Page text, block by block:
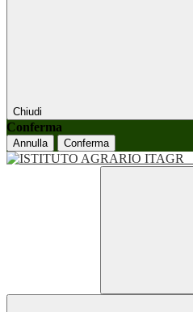
Chiudi
Conferma
Annulla Conferma